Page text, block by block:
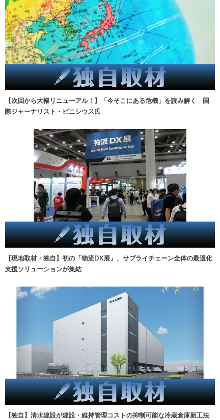
【次回から大幅リニューアル！】「今そこにある危機」を読み解く 国
際ジャーナリスト・ビニシウス氏
【現地取材・独自】初の「物流DX展」、サプライチェーン全体の最適化
支援ソリューションが集結
【独自】清水建設が建設・維持管理コストの抑制可能な冷蔵倉庫新工法